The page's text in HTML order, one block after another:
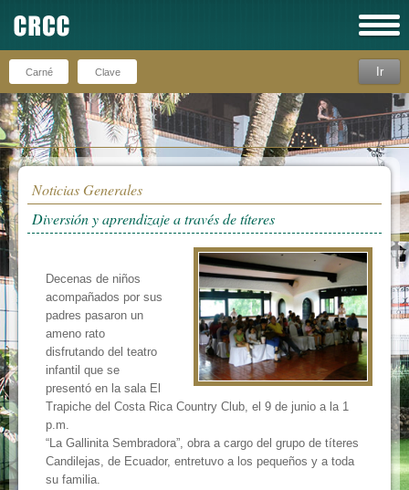
Recuérdeme
Ir
Noticias Generales
Diversión y aprendizaje a través de títeres
Decenas de niños
acompañados por sus
padres pasaron un
ameno rato
disfrutando del teatro
infantil que se
presentó en la sala El
Trapiche del Costa Rica Country Club, el 9 de junio a la 1
p.m.
“La Gallinita Sembradora”, obra a cargo del grupo de títeres
Candilejas, de Ecuador, entretuvo a los pequeños y a toda
su familia.